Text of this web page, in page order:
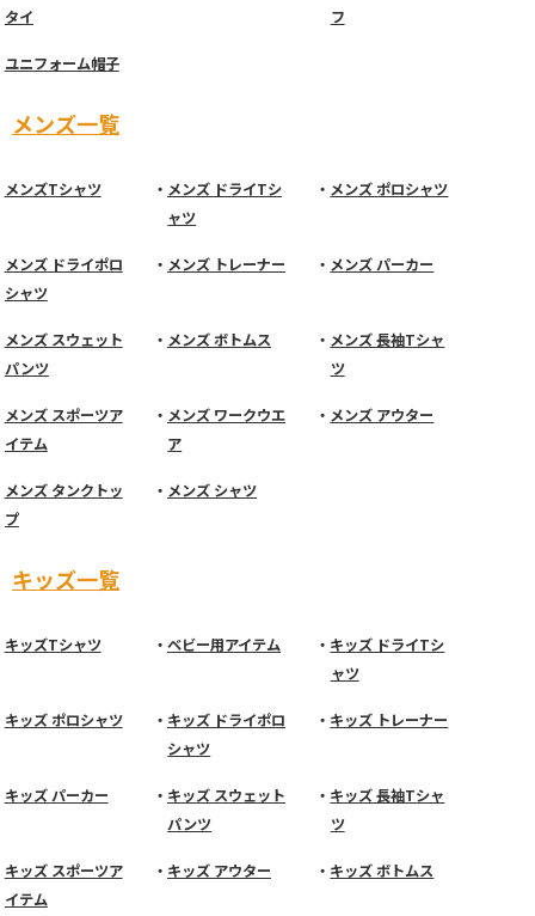
タイ
フ
ユニフォーム帽子
メンズ一覧
メンズTシャツ
メンズ ドライTシ
ャツ
メンズ ポロシャツ
メンズ ドライポロ
シャツ
メンズ トレーナー メンズ パーカー
メンズ スウェット
パンツ
メンズ ボトムス
メンズ 長袖Tシャ
ツ
メンズ スポーツア
イテム
メンズ ワークウエ
ア
メンズ アウター
メンズ タンクトッ
プ
メンズ シャツ
キッズ一覧
キッズTシャツ ベビー用アイテム
キッズ ドライTシ
ャツ
キッズ ポロシャツ
キッズ ドライポロ
シャツ
キッズ トレーナー
キッズ パーカー
キッズ スウェット
パンツ
キッズ 長袖Tシャ
ツ
キッズ スポーツア
イテム
キッズ アウター キッズ ボトムス